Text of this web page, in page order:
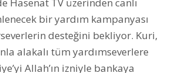
Hasenat TV üzerinden canlı
bir yardım kampanyası
desteğini bekliyor. Kuri,
alakalı tüm yardımseverlere
Allah’ın izniyle bankaya